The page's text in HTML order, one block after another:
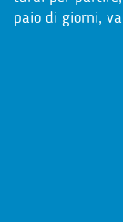
paio di giorni,